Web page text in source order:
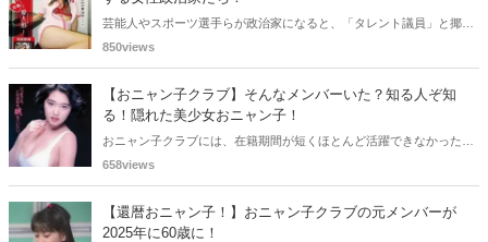
芸能人やスポーツ選手らが政治家になると、「タレント議員」と揶揄
されることがありますが、同時に、"タレントとしての活躍" が再注目
わどいショットで多くの男性を魅了した女性も!? 今回は、そんなグラ
ビアで活躍した女性政治家6名をご紹介します。
850views
【おニャン子クラブ】そんなメンバーいた？知る人ぞ知
る！隠れた美少女おニャン子！
おニャン子クラブには、在籍期間が短くほとんど活躍できなかったも
のの、知る人ぞ知る "美少女おニャン子" がいました。それも、強制的
子まで様々です。今回は、筆者の独断と偏見で、4人の "隠れ美少女お
ニャン子" をご紹介します。
658views
【還暦おニャン子！】おニャン子クラブの元メンバーが
2025年に60歳に！